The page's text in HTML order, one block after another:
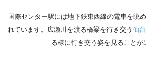
国際センター駅には地下鉄東西線の電車を眺
れています。広瀬川を渡る橋梁を行き交う 仙
る様に行き交う姿を見ることが